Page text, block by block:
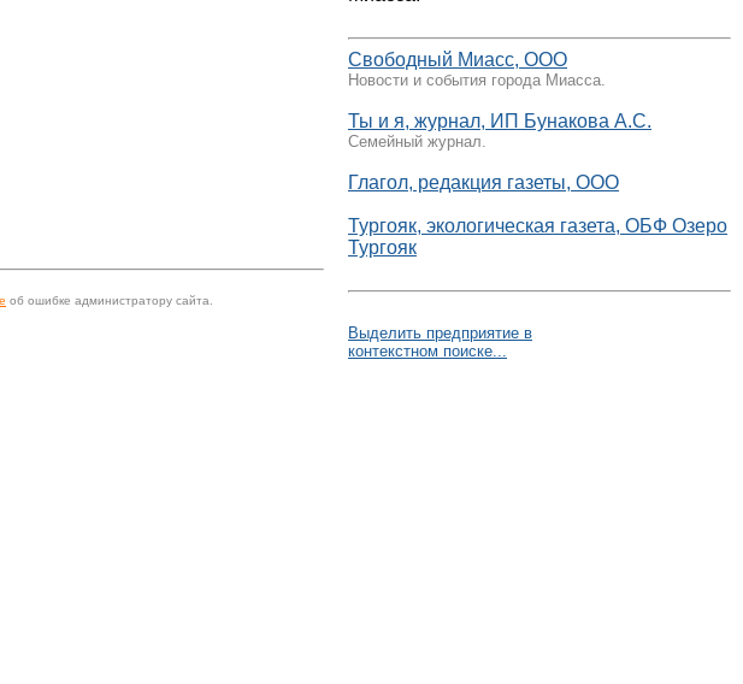
об ошибке администратору сайта.
Свободный Миасс, ООО
Новости и события города Миасса.
Ты и я, журнал, ИП Бунакова А.С.
Семейный журнал.
Глагол, редакция газеты, ООО
Тургояк, экологическая газета, ОБФ Озеро
Тургояк
Выделить предприятие в
контекстном поиске...